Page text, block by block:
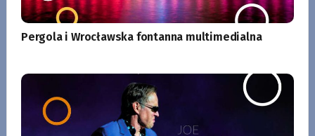
Pergola i Wrocławska fontanna multimedialna